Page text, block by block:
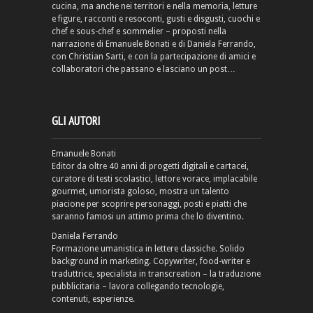
cucina, ma anche nei territori e nella memoria, letture
e figure, racconti e resoconti, gusti e disgusti, cuochi e
chef e sous-chef e sommelier – proposti nella
narrazione di Emanuele Bonati e di Daniela Ferrando,
con Christian Sarti, e con la partecipazione di amici e
collaboratori che passano e lasciano un post…
GLI AUTORI
Emanuele Bonati
Editor da oltre 40 anni di progetti digitali e cartacei,
curatore di testi scolastici, lettore vorace, implacabile
gourmet, umorista goloso, mostra un talento
piacione per scoprire personaggi, posti e piatti che
saranno famosi un attimo prima che lo diventino.
Daniela Ferrando
Formazione umanistica in lettere classiche. Solido
background in marketing. Copywriter, food-writer e
traduttrice, specialista in transcreation – la traduzione
pubblicitaria – lavora collegando tecnologie,
contenuti, esperienze.